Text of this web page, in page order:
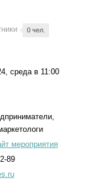
0 чел.
среда в 11:00
мероприятия
89